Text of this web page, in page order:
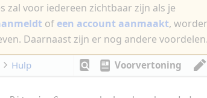
zal voor iedereen zichtbaar zijn als je
of een account aanmaakt,
Daarnaast zijn er nog andere voordelen.
Voorvertoning
Hulp